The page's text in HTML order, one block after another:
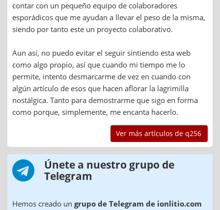
contar con un pequeño equipo de colaboradores
esporádicos que me ayudan a llevar el peso de la misma,
siendo por tanto este un proyecto colaborativo.
Aun así, no puedo evitar el seguir sintiendo esta web
como algo propio, así que cuando mi tiempo me lo
permite, intento desmarcarme de vez en cuando con
algún artículo de esos que hacen aflorar la lagrimilla
nostálgica. Tanto para demostrarme que sigo en forma
como porque, simplemente, me encanta hacerlo.
Ver más artículos de q256
Únete a nuestro grupo de
Telegram
Hemos creado un grupo de Telegram de ionlitio.com